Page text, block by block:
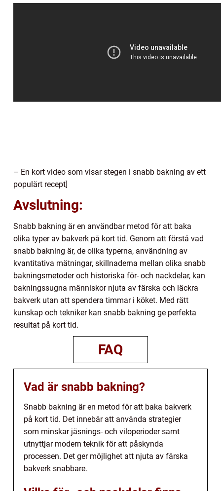
– En kort video som visar stegen i snabb bakning av ett
populärt recept]
Avslutning:
Snabb bakning är en användbar metod för att baka
olika typer av bakverk på kort tid. Genom att förstå vad
snabb bakning är, de olika typerna, användning av
kvantitativa mätningar, skillnaderna mellan olika snabb
bakningsmetoder och historiska för- och nackdelar, kan
bakningssugna människor njuta av färska och läckra
bakverk utan att spendera timmar i köket. Med rätt
kunskap och tekniker kan snabb bakning ge perfekta
resultat på kort tid.
FAQ
Vad är snabb bakning?
Snabb bakning är en metod för att baka bakverk
på kort tid. Det innebär att använda strategier
som minskar jäsnings- och viloperioder samt
utnyttjar modern teknik för att påskynda
processen. Det ger möjlighet att njuta av färska
bakverk snabbare.